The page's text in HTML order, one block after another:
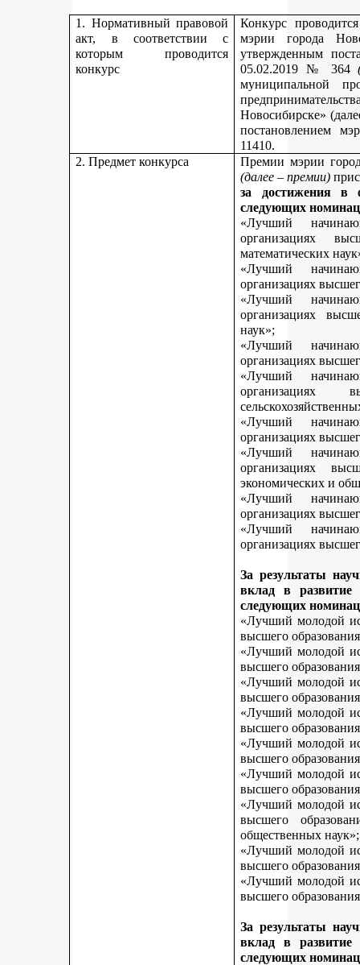
1. Нормативный правовой
акт, в соответствии с
которым проводится
конкурс
Конкурс
мэрии города
утвержденным
05.02.2019 № 364
муниципальной
Новосибирске»
постановлением
11410.
2. Предмет конкурса
Премии мэрии
(далее – премии)
за достижения в
следующих
«Лучший
организациях
математических
«Лучший
организациях
«Лучший
организациях
наук»;
«Лучший
организациях
«Лучший
организациях
«Лучший
организациях
«Лучший
организациях
экономических и
«Лучший
организациях
«Лучший
организациях
За результаты
вклад в развитие
следующих
«Лучший молодой
высшего
«Лучший молодой
высшего
«Лучший молодой
высшего
«Лучший молодой
высшего
«Лучший молодой
высшего
«Лучший молодой
высшего
«Лучший молодой
высшего
общественных наук»;
«Лучший молодой
высшего
«Лучший молодой
высшего
За результаты
вклад в развитие
следующих